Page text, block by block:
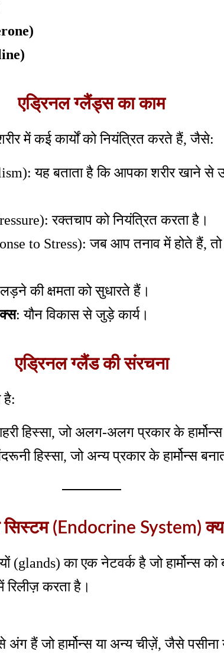
एड्रिनल ग्लैंड्स का काम
में कई कार्यों को नियंत्रित करते हैं, जैसे:
यह बताता है कि आपका शरीर खाने से
रक्तचाप को नियंत्रित करता है।
to Stress): जब आप तनाव में होते हैं, तो
की क्षमता को सुधारते हैं।
: यौन विकास से जुड़े कार्य।
एड्रिनल ग्लैंड की संरचना
है:
हिस्सा, जो अलग-अलग प्रकार के
हिस्सा, जो अन्य प्रकार के हार्मोन्स
सिस्टम (Endocrine System)
(glands) का एक नेटवर्क है जो हार्मोन्स
रिलीज़ करता है।
हैं जो हार्मोन्स या अन्य चीज़ें, जैसे